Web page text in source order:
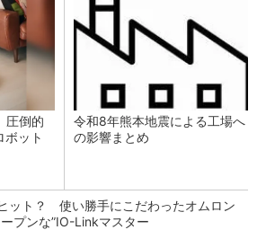
圧倒的
ット
令和8年熊本地震による工場へ
の影響まとめ
ット？ 使い勝手にこだわったオムロン
プンな”IO-Linkマスター